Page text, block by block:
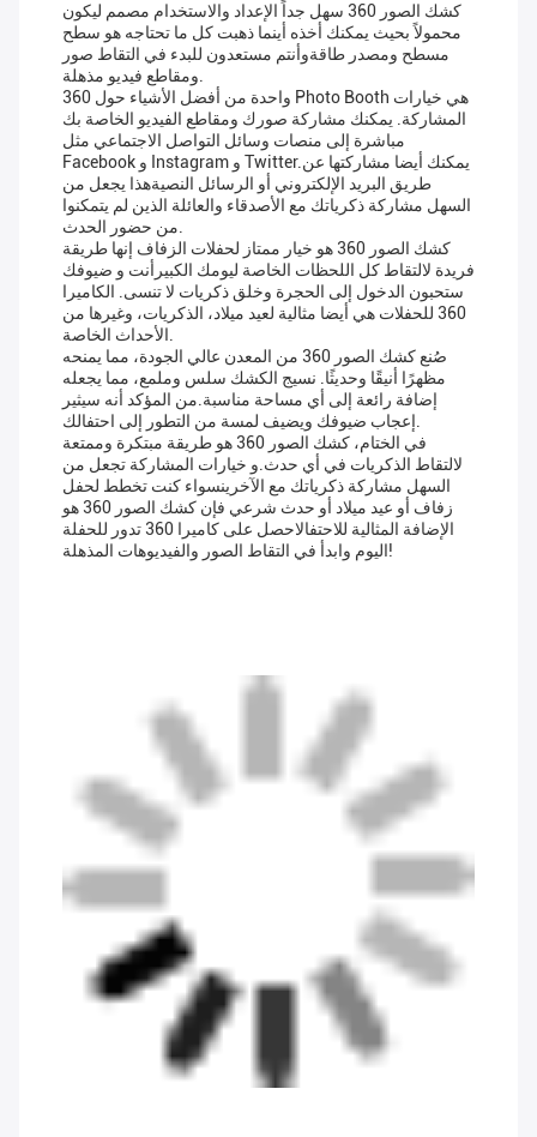
كشك الصور 360 سهل جداً الإعداد والاستخدام مصمم ليكون
محمولاً بحيث يمكنك أخذه أينما ذهبت كل ما تحتاجه هو سطح
مسطح ومصدر طاقةوأنتم مستعدون للبدء في التقاط صور
ومقاطع فيديو مذهلة.
واحدة من أفضل الأشياء حول 360 Photo Booth هي خيارات
المشاركة. يمكنك مشاركة صورك ومقاطع الفيديو الخاصة بك
مباشرة إلى منصات وسائل التواصل الاجتماعي مثل
Facebook و Instagram و Twitter.يمكنك أيضا مشاركتها عن
طريق البريد الإلكتروني أو الرسائل النصيةهذا يجعل من
السهل مشاركة ذكرياتك مع الأصدقاء والعائلة الذين لم يتمكنوا
من حضور الحدث.
كشك الصور 360 هو خيار ممتاز لحفلات الزفاف إنها طريقة
فريدة لالتقاط كل اللحظات الخاصة ليومك الكبيرأنت و ضيوفك
ستحبون الدخول إلى الحجرة وخلق ذكريات لا تنسى. الكاميرا
360 للحفلات هي أيضا مثالية لعيد ميلاد، الذكريات، وغيرها من
الأحداث الخاصة.
صُنع كشك الصور 360 من المعدن عالي الجودة، مما يمنحه
مظهرًا أنيقًا وحديثًا. نسيج الكشك سلس وملمع، مما يجعله
إضافة رائعة إلى أي مساحة مناسبة.من المؤكد أنه سيثير
إعجاب ضيوفك ويضيف لمسة من التطور إلى احتفالك.
في الختام، كشك الصور 360 هو طريقة مبتكرة وممتعة
لالتقاط الذكريات في أي حدث.و خيارات المشاركة تجعل من
السهل مشاركة ذكرياتك مع الآخرينسواء كنت تخطط لحفل
زفاف أو عيد ميلاد أو حدث شرعي فإن كشك الصور 360 هو
الإضافة المثالية للاحتفالاحصل على كاميرا 360 تدور للحفلة
اليوم وابدأ في التقاط الصور والفيديوهات المذهلة!